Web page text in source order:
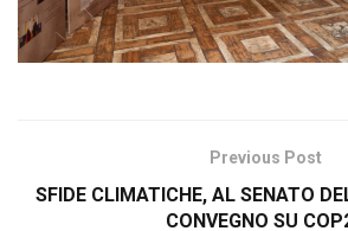
Previous Post
SFIDE CLIMATICHE, AL SENATO
CONVEGNO SU